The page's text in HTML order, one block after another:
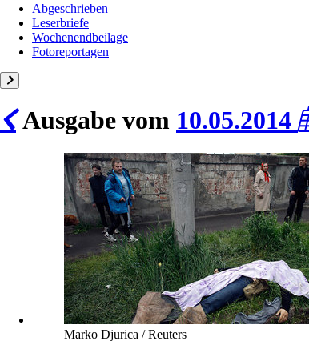
Abgeschrieben
Leserbriefe
Wochenendbeilage
Fotoreportagen
Ausgabe vom 10.05.2014
Marko Djurica / Reuters